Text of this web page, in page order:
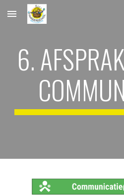
Skip to main content
6.